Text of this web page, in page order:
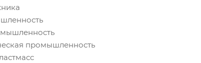
промышленность